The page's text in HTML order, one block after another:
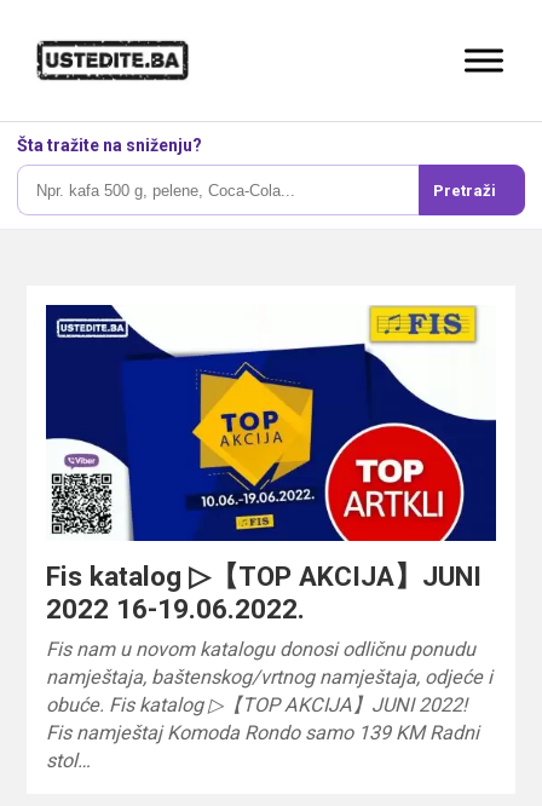
Šta tražite na sniženju?
Pretraži
Fis katalog ▷【TOP AKCIJA】JUNI
2022 16-19.06.2022.
Fis nam u novom katalogu donosi odličnu ponudu
namještaja, baštenskog/vrtnog namještaja, odjeće i
obuće. Fis katalog ▷【TOP AKCIJA】JUNI 2022!
Fis namještaj Komoda Rondo samo 139 KM Radni
stol…